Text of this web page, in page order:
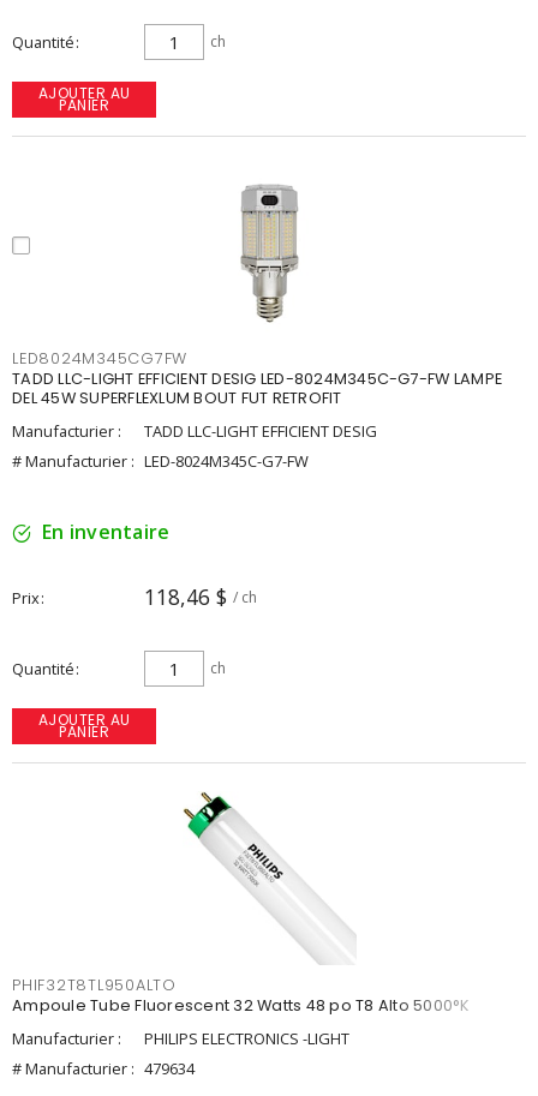
Quantité ch
AJOUTER AU
PANIER
LED8024M345CG7FW
TADD LLC-LIGHT EFFICIENT DESIG LED-8024M345C-G7-FW LAMPE
DEL 45W SUPERFLEXLUM BOUT FUT RETROFIT
Manufacturier :
TADD LLC-LIGHT EFFICIENT DESIG
# Manufacturier : LED-8024M345C-G7-FW
En inventaire
Prix 118,46 $ / ch
Quantité ch
AJOUTER AU
PANIER
PHIF32T8TL950ALTO
Ampoule Tube Fluorescent 32 Watts 48 po T8 Alto 5000°K
Manufacturier :
PHILIPS ELECTRONICS -LIGHT
# Manufacturier : 479634